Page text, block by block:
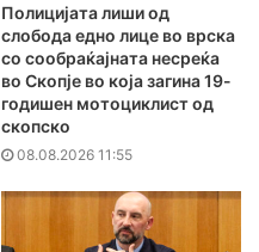
Полицијата лиши од
слобода едно лице во врска
со сообраќајната несреќа
во Скопје во која загина 19-
годишен мотоциклист од
скопско
08.08.2026 11:55